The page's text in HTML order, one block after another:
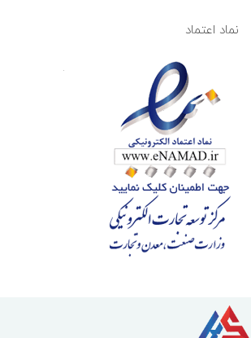
نماد اعتماد